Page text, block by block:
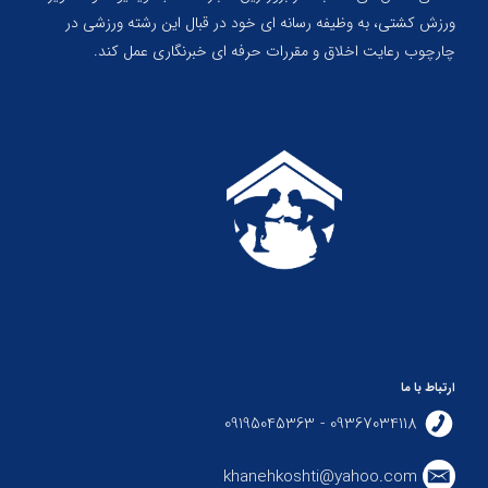
ورزش کشتی، به وظیفه رسانه ای خود در قبال این رشته ورزشی در
چارچوب رعایت اخلاق و مقررات حرفه ای خبرنگاری عمل کند.
ارتباط با ما
09367034118 - 09195045363
khanehkoshti@yahoo.com